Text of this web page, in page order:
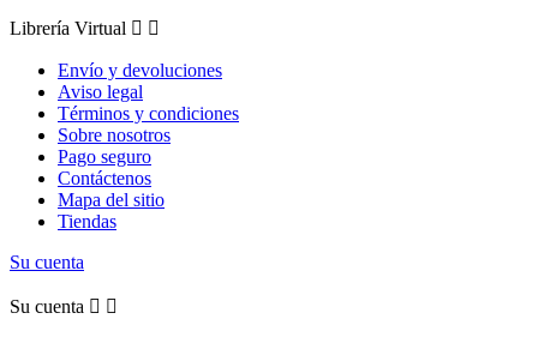
Librería Virtual  
Envío y devoluciones
Aviso legal
Términos y condiciones
Sobre nosotros
Pago seguro
Contáctenos
Mapa del sitio
Tiendas
Su cuenta
Su cuenta  